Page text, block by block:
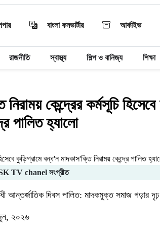
বাংলা কনভার্টার আর্কাইভ
রাজনীতি স্বাস্থ্য শিল্প ও বানিজ্য শিক্ষা
কেন্দ্রের কর্মসূচি
পালিত হ্যালো
TV chanel সংগ্রীত
আন্তর্জাতিক দিবস পালিত: মাদকমুক্ত সমাজ গড়ার দৃঢ়
২০২৬